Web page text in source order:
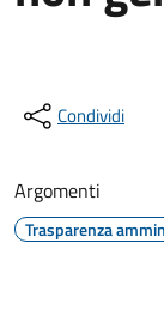
Condividi
Argomenti
Trasparenza